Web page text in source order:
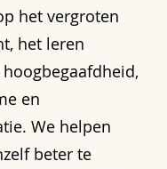
het vergroten
het leren
en
We helpen
beter te